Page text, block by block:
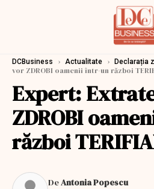
DCBusiness › Actualitate › Declarația
vor ZDROBI oamenii într-un război
Expert:
ZDROBI
război
DeAntonia Popescu